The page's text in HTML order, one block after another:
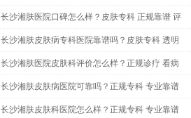
长沙湘肤医院口碑怎么样？皮肤专科 正规靠谱 评
长沙湘肤皮肤病专科医院靠谱吗？皮肤专科 透明
长沙湘肤医院皮肤科评价怎么样？正规诊疗 看病
长沙湘肤皮肤病医院可靠吗？正规专科 专业靠谱
长沙湘肤皮肤科医院怎么样？正规专科 专业靠谱